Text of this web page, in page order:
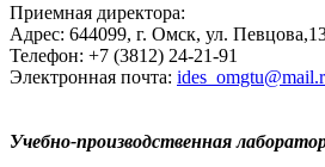
Приемная директора:
Адрес: 644099, г. Омск, ул.
Телефон: +7 (3812) 24-21-91
Электронная почта:
Учебно-производственная